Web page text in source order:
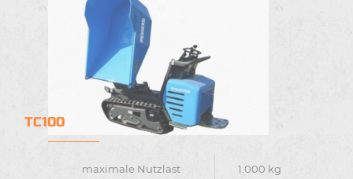
TC100
maximale Nutzlast 1.000 kg